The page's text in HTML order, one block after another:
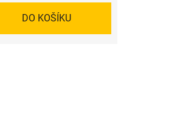
DO KOŠÍKU